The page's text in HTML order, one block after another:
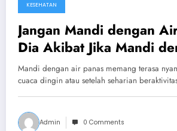
KESEHATAN
Jangan Mandi dengan
Dia Akibat Jika Mandi
Panas Terlalu Sering
Mandi dengan air panas memang terasa
cuaca dingin atau setelah seharian
Admin 0 Comments